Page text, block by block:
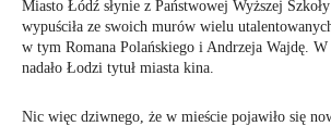
Miasto Łódź słynie z Państwowej Wyższej
wypuściła ze swoich murów wielu
w tym Romana Polańskiego i Andrzeja Wajdę.
nadało Łodzi tytuł miasta kina.
Nic więc dziwnego, że w mieście pojawiło się